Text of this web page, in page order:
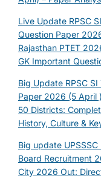
Live Update RPSC
Question Paper
Rajasthan PTET
GK Important
Big Update RPSC
Paper 2026 (5 April )
50 Districts:
History, Culture &
Big update
Board Recruitment
City 2026 Out: